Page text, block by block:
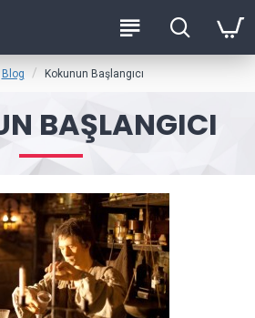
Blog Kokunun Başlangıcı
BAŞLANGICI